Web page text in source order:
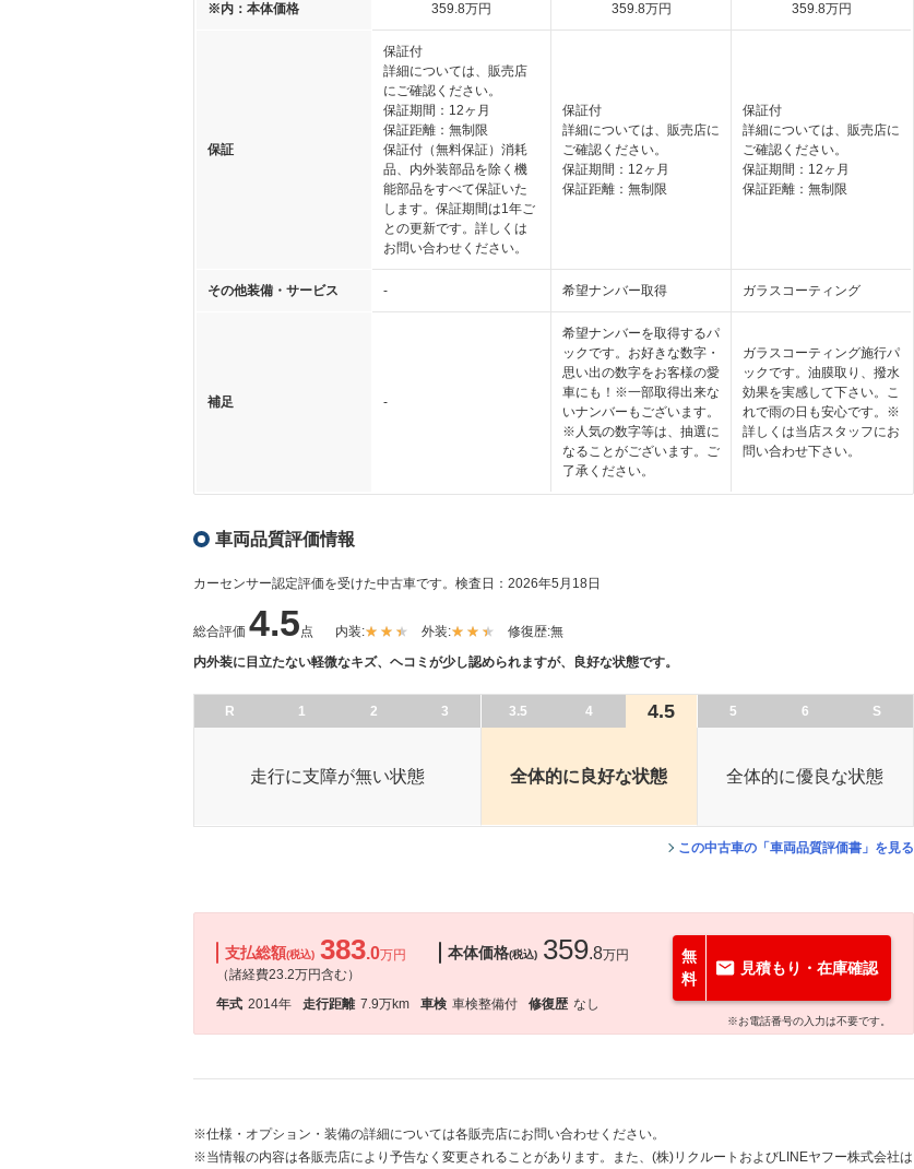
※内：本体価格 359.8万円 359.8万円 359.8万円
保証
保証付
詳細については、販売店
にご確認ください。
保証期間：12ヶ月
保証距離：無制限
保証付（無料保証）消耗
品、内外装部品を除く機
能部品をすべて保証いた
します。保証期間は1年ご
との更新です。詳しくは
お問い合わせください。
保証付
詳細については、販売店に
ご確認ください。
保証期間：12ヶ月
保証距離：無制限
保証付
詳細については、販売店に
ご確認ください。
保証期間：12ヶ月
保証距離：無制限
その他装備・サービス - 希望ナンバー取得 ガラスコーティング
補足 -
希望ナンバーを取得するパ
ックです。お好きな数字・
思い出の数字をお客様の愛
車にも！※一部取得出来な
いナンバーもございます。
※人気の数字等は、抽選に
なることがございます。ご
了承ください。
ガラスコーティング施行パ
ックです。油膜取り、撥水
効果を実感して下さい。こ
れで雨の日も安心です。※
詳しくは当店スタッフにお
問い合わせ下さい。
車両品質評価情報
カーセンサー認定評価を受けた中古車です。 検査日：2026年5月18日
総合評価 4.5点 内装: 外装: 修復歴:無
内外装に目立たない軽微なキズ、ヘコミが少し認められますが、良好な状態です。
R 1 2 3 3.5 4 4.5 5 6 S
走行に支障が無い状態 全体的に良好な状態 全体的に優良な状態
この中古車の「車両品質評価書」を見る
支払総額(税込) 383.0万円
（諸経費23.2万円含む）
本体価格(税込) 359.8万円
年式 2014年 走行距離 7.9万km 車検 車検整備付 修復歴 なし
無
料
見積もり・在庫確認
※お電話番号の入力は不要です。
※仕様・オプション・装備の詳細については各販売店にお問い合わせください。
※当情報の内容は各販売店により予告なく変更されることがあります。また、(株)リクルートおよびLINEヤフー株式会社は